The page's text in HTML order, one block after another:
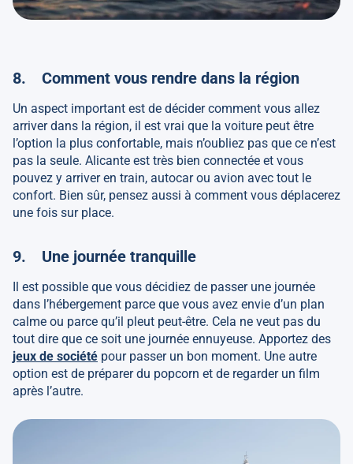
8. Comment vous rendre dans la région
Un aspect important est de décider comment vous allez
arriver dans la région, il est vrai que la voiture peut être
l’option la plus confortable, mais n’oubliez pas que ce n’est
pas la seule. Alicante est très bien connectée et vous
pouvez y arriver en train, autocar ou avion avec tout le
confort. Bien sûr, pensez aussi à comment vous déplacerez
une fois sur place.
9. Une journée tranquille
Il est possible que vous décidiez de passer une journée
dans l’hébergement parce que vous avez envie d’un plan
calme ou parce qu’il pleut peut-être. Cela ne veut pas du
tout dire que ce soit une journée ennuyeuse. Apportez des
jeux de société pour passer un bon moment. Une autre
option est de préparer du popcorn et de regarder un film
après l’autre.